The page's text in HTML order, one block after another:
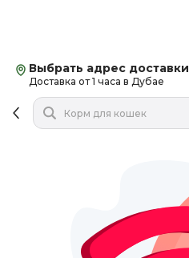
Выбрать адрес доставки
Доставка от 1 часа в Дубае